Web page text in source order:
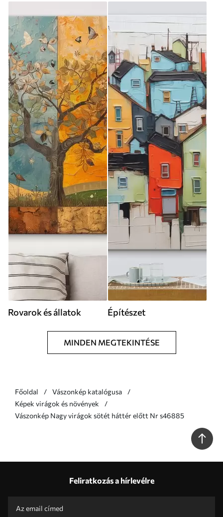
Rovarok és állatok Építészet
MINDEN MEGTEKINTÉSE
Főoldal
Vászonkép katalógusa
Képek virágok és növények
Vászonkép Nagy virágok sötét háttér előtt Nr s46885
Feliratkozás a hírlevélre